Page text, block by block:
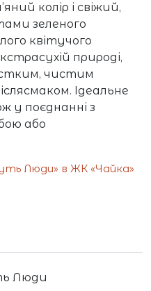
колір і свіжий,
зеленого
квітучого
природі,
чистим
Ідеальне
у поєднанні з
або
Люди» в ЖК «Чайка»